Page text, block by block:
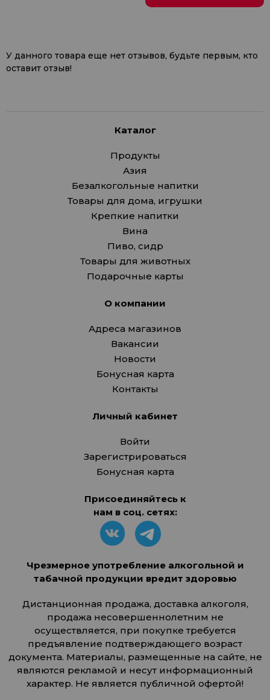
У данного товара еще нет отзывов, будьте первым, кто
оставит отзыв!
Каталог
Продукты
Азия
Безалкогольные напитки
Товары для дома, игрушки
Крепкие напитки
Вина
Пиво, сидр
Товары для животных
Подарочные карты
О компании
Адреса магазинов
Вакансии
Новости
Бонусная карта
Контакты
Личный кабинет
Войти
Зарегистрироваться
Бонусная карта
Присоединяйтесь к
нам в соц. сетях:
Чрезмерное употребление алкогольной и
табачной продукции вредит здоровью
Дистанционная продажа, доставка алкоголя,
продажа несовершеннолетним не
осуществляется, при покупке требуется
предъявление подтверждающего возраст
документа. Материалы, размещенные на сайте, не
являются рекламой и несут информационный
характер. Не является публичной офертой!